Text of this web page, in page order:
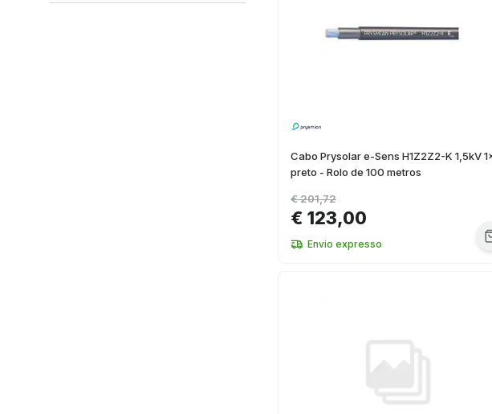
Cabo Prysolar e-Sens H1Z2Z2-K 1,5kV
preto - Rolo de 100 metros
€ 123,00
€ 201,72
Envio expresso